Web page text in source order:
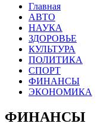
Главная
АВТО
НАУКА
ЗДОРОВЬЕ
КУЛЬТУРА
ПОЛИТИКА
СПОРТ
ФИНАНСЫ
ЭКОНОМИКА
ФИНАНСЫ